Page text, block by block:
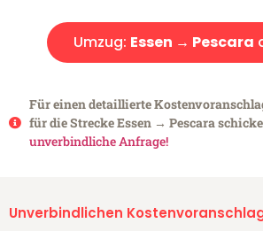
Umzug: Essen → Pescara
Für einen detaillierte
für die Strecke Essen → Pescara
unverbindliche Anfrage!
Unverbindlichen